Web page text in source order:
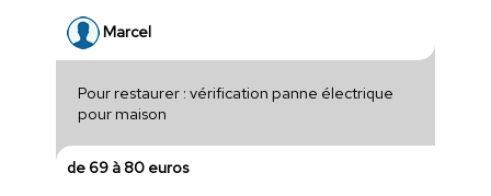
Marcel
Pour restaurer : vérification panne électrique
pour maison
de 69 à 80 euros